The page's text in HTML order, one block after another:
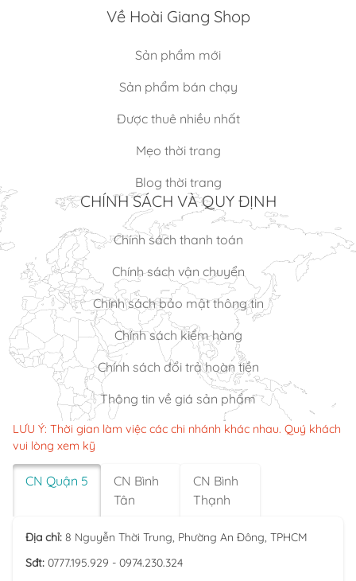
Về Hoài Giang Shop
Sản phẩm mới
Sản phẩm bán chạy
Được thuê nhiều nhất
Mẹo thời trang
Blog thời trang
CHÍNH SÁCH VÀ QUY ĐỊNH
Chính sách thanh toán
Chính sách vận chuyển
Chính sách bảo mật thông tin
Chính sách kiểm hàng
Chính sách đổi trả hoàn tiền
Thông tin về giá sản phẩm
LƯU Ý: Thời gian làm việc các chi nhánh khác nhau. Quý khách
vui lòng xem kỹ
CN Quận 5
CN Bình
Tân
CN Bình
Thạnh
Địa chỉ: 8 Nguyễn Thời Trung, Phường An Đông, TPHCM
Sđt: 0777.195.929 - 0974.230.324